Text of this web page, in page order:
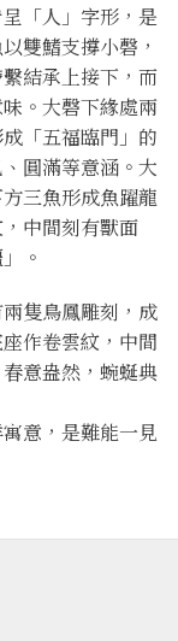
「人」字形，是
雙鰭支撐小磬，
結承上接下，而
。大磬下緣處兩
「五福臨門」的
圓滿等意涵。大
三魚形成魚躍龍
中間刻有獸面
。
隻鳥鳳雕刻，成
作卷雲紋，中間
意盎然，蜿蜒典
意，是難能一見